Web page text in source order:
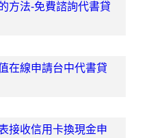
方法-免費諮詢代書貸
在線申請台中代書貸
接收信用卡換現金申